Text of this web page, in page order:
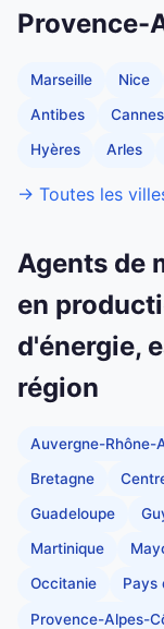
Provence-
Marseille Nice
Antibes Cannes
Hyères Arles
→ Toutes les
Agents de
en
d'énergie,
région
Auvergne-Rhône-
Bretagne
Guadeloupe
Martinique
Occitanie Pays
Provence-Alpes-